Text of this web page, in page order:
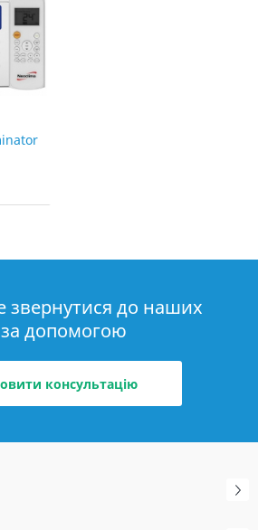
звернутися до наших
за допомогою
консультацію